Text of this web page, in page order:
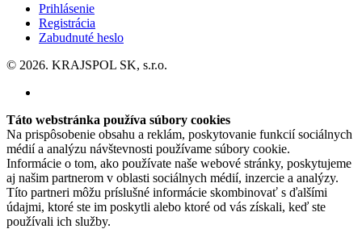
Prihlásenie
Registrácia
Zabudnuté heslo
© 2026. KRAJSPOL SK, s.r.o.
Táto webstránka používa súbory cookies
Na prispôsobenie obsahu a reklám, poskytovanie funkcií sociálnych
médií a analýzu návštevnosti používame súbory cookie.
Informácie o tom, ako používate naše webové stránky, poskytujeme
aj našim partnerom v oblasti sociálnych médií, inzercie a analýzy.
Títo partneri môžu príslušné informácie skombinovať s ďalšími
údajmi, ktoré ste im poskytli alebo ktoré od vás získali, keď ste
používali ich služby.